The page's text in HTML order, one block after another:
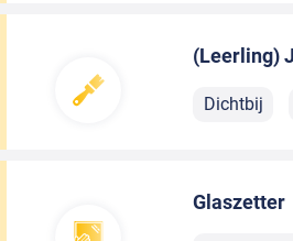
(Leerling)
Dichtbij
Glaszetter